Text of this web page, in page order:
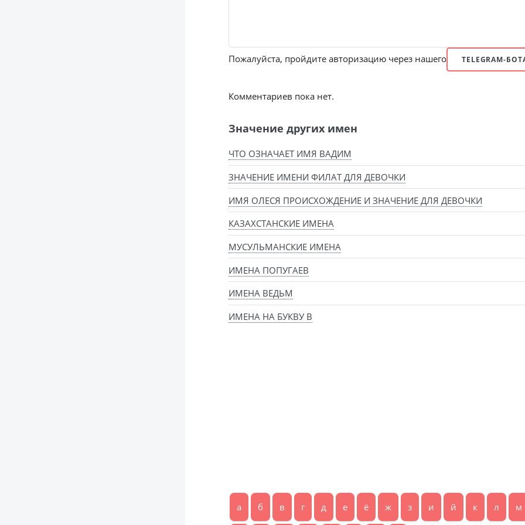
Пожалуйста, пройдите авторизацию через нашего TELEGRAM-
Комментариев пока нет.
Значение других имен
ЧТО ОЗНАЧАЕТ ИМЯ ВАДИМ
ЗНАЧЕНИЕ ИМЕНИ ФИЛАТ ДЛЯ ДЕВОЧКИ
ИМЯ ОЛЕСЯ ПРОИСХОЖДЕНИЕ И ЗНАЧЕНИЕ ДЛЯ ДЕВОЧКИ
КАЗАХСТАНСКИЕ ИМЕНА
МУСУЛЬМАНСКИЕ ИМЕНА
ИМЕНА ПОПУГАЕВ
ИМЕНА ВЕДЬМ
ИМЕНА НА БУКВУ В
а б в г д е ё ж з и й к л м